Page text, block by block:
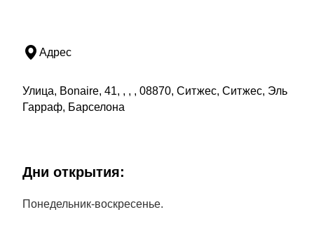
Адрес
Улица, Bonaire, 41, , , , 08870, Ситжес, Ситжес, Эль
Гарраф, Барселона
Дни открытия:
Понедельник-воскресенье.